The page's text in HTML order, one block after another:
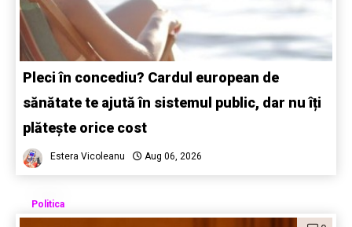
Pleci în concediu? Cardul european de
sănătate te ajută în sistemul public, dar nu îți
plătește orice cost
Estera Vicoleanu Aug 06, 2026
Politica